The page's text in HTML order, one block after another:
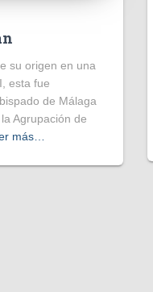
su origen en una
esta fue
de Málaga
Agrupación de
más…